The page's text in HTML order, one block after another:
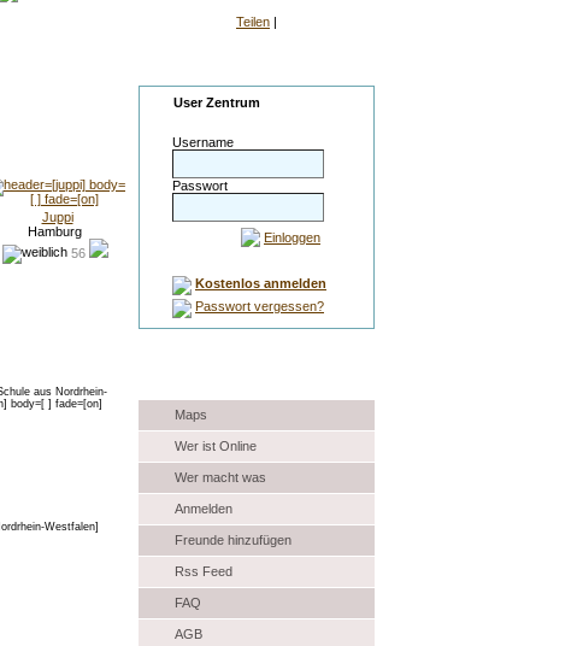
Juppi
Hamburg
56
Teilen |
User Zentrum
Username
Passwort
Einloggen
Kostenlos anmelden
Passwort vergessen?
Maps
Wer ist Online
Wer macht was
Anmelden
Freunde hinzufügen
Rss Feed
FAQ
AGB